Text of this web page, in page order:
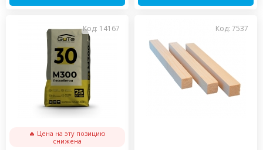
Код: 14167
🔥 Цена на эту позицию
снижена
Код: 7537